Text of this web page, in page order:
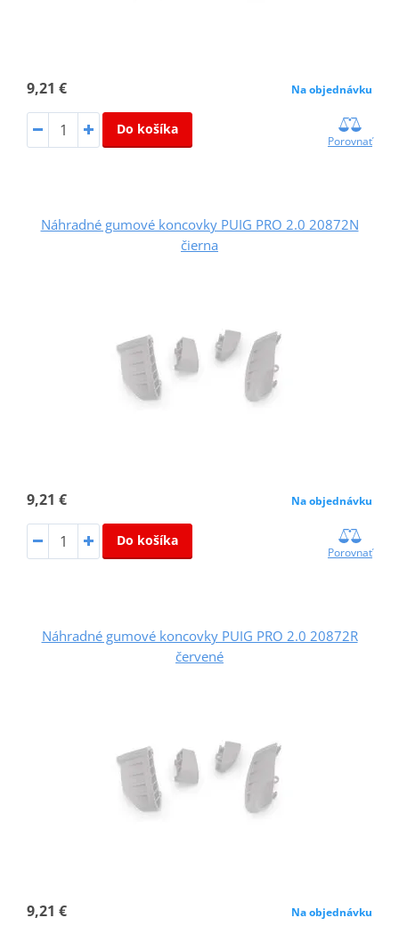
9,21 € Na objednávku
Do košíka
Porovnať
Náhradné gumové koncovky PUIG PRO 2.0 20872N
čierna
9,21 € Na objednávku
Do košíka
Porovnať
Náhradné gumové koncovky PUIG PRO 2.0 20872R
červené
9,21 € Na objednávku